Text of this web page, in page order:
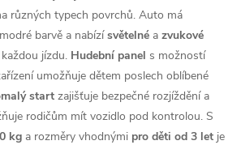
různých typech povrchů. Auto má
barvě a nabízísvětelné a zvukové
jízdu. Hudební panel s možností
umožňuje dětem poslech oblíbené
start zajišťuje bezpečné rozjíždění a
rodičům mít vozidlo pod kontrolou. S
kg a rozměry vhodnými pro děti od 3 let je